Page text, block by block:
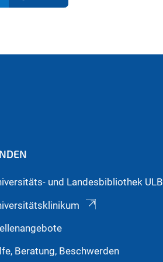
und Landesbibliothek ULB
Beratung, Beschwerden